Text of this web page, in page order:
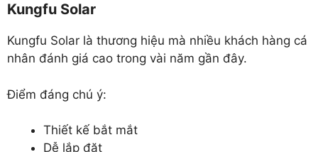
Kungfu Solar
Kungfu Solar là thương hiệu mà nhiều khách hàng cá
nhân đánh giá cao trong vài năm gần đây.
Điểm đáng chú ý:
Thiết kế bắt mắt
Dễ lắp đặt